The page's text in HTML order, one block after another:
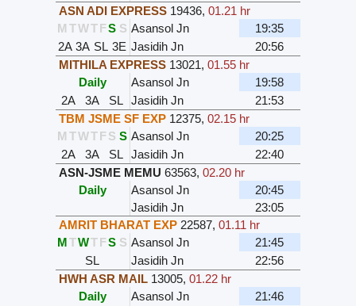
ASN ADI EXPRESS 19436, 01.21 hr
M TWTFS S Asansol Jn
19:35
2A 3A SL 3E Jasidih Jn
20:56
MITHILA EXPRESS 13021, 01.55 hr
Daily
Asansol Jn
19:58
2A
3A SL Jasidih Jn
21:53
TBM JSME SF EXP 12375, 02.15 hr
M TWTFS S Asansol Jn
20:25
2A
3A SL Jasidih Jn
22:40
ASN-JSME MEMU 63563, 02.20 hr
Daily
Asansol Jn
20:45
Jasidih Jn
23:05
AMRIT BHARAT EXP 22587, 01.11 hr
MTWTFS S Asansol Jn
21:45
SL
Jasidih Jn
22:56
HWH ASR MAIL 13005, 01.22 hr
Daily
Asansol Jn
21:46